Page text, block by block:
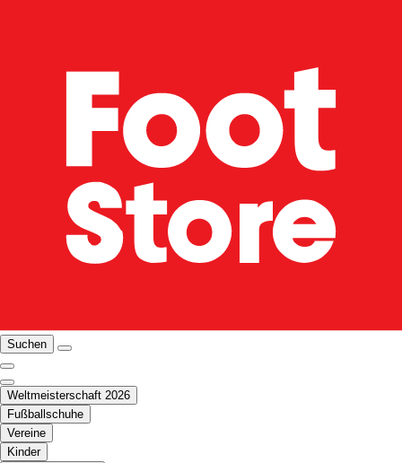
Suchen
Weltmeisterschaft 2026
Fußballschuhe
Vereine
Kinder